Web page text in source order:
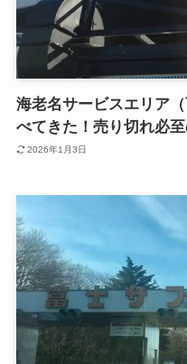
海老名サービスエリア
べてきた！売り切れ必
2026年1月3日